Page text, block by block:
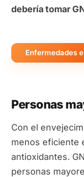
debería tomar
Enfermedades
Personas
Con el
menos eficiente
antioxidantes.
personas